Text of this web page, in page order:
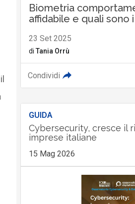
Biometria
affidabile e quali sono
23 Set 2025
di Tania Orrù
Condividi
GUIDA
Cybersecurity, cresce il
imprese italiane
15 Mag 2026